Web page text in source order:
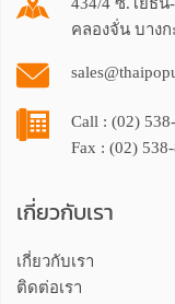
คลองจั่น บางก
Call : (02)
Fax : (02)
เกี่ยวกับเรา
เกี่ยวกับเรา
ติดต่อเรา